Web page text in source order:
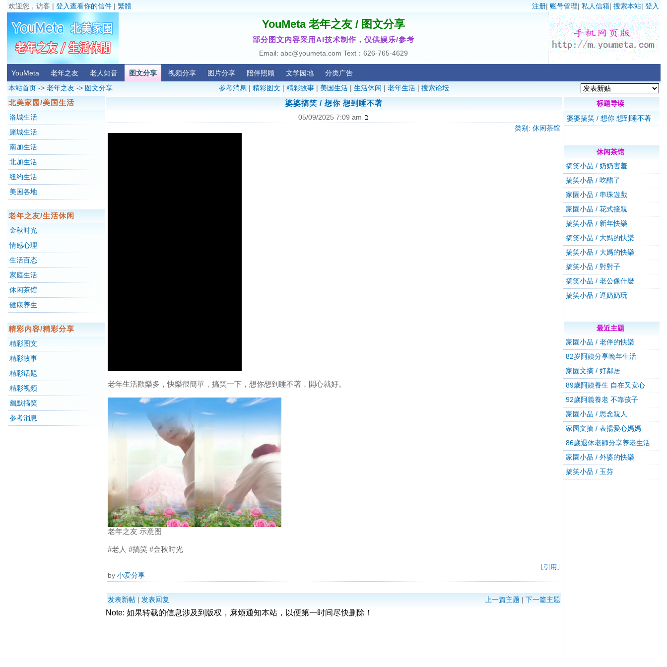
欢迎您，访客 | 登入查看你的信件 | 繁體 注册| 账号管理| 私人信箱| 搜索本站| 登入
YouMeta 老年之友 / 图文分享
部分图文内容采用AI技术制作，仅供娱乐/参考
Email: abc@youmeta.com Text：626-765-4629
YouMeta 老年之友 老人知音 图文分享 视频分享 图片分享 陪伴照顾 文学园地
分类广告
本站首页 -> 老年之友 -> 图文分享 参考消息 | 精彩图文 | 精彩故事| 美国生活 | 生活休闲 | 老年生活| 搜索论坛
北美家园/美国生活
洛城生活
赌城生活
南加生活
北加生活
纽约生活
美国各地
老年之友/生活休闲
金秋时光
情感心理
生活百态
家庭生活
休闲茶馆
健康养生
精彩内容/精彩分享
精彩图文
精彩故事
精彩话题
精彩视频
幽默搞笑
参考消息
婆婆搞笑 / 想你 想到睡不著
05/09/2025 7:09 am
类别: 休闲茶馆
老年生活歡樂多，快樂很簡單，搞笑一下，想你想到睡不著，開心就好。
老年之友 示意图
#老人 #搞笑 #金秋时光
by 小爱分享
上一篇主题 | 下一篇主题
发表新帖 | 发表回复
Note: 如果转载的信息涉及到版权，麻烦通知本站，以便第一时间尽快删除！
标题导读
婆婆搞笑 / 想你 想到睡不著
休闲茶馆
搞笑小品 / 奶奶害羞
搞笑小品 / 吃醋了
家園小品 / 串珠遊戲
家園小品 / 花式接親
搞笑小品 / 新年快樂
搞笑小品 / 大媽的快樂
搞笑小品 / 大媽的快樂
搞笑小品 / 對對子
搞笑小品 / 老公像什麼
搞笑小品 / 逗奶奶玩
最近主题
家園小品 / 老伴的快樂
82岁阿姨分享晚年生活
家園文摘 / 好鄰居
89歲阿姨養生 自在又安心
92歲阿義養老 不靠孩子
家園小品 / 思念親人
家园文摘 / 表揚愛心媽媽
86歲退休老師分享养老生活
家園小品 / 外婆的快樂
搞笑小品 / 玉芬